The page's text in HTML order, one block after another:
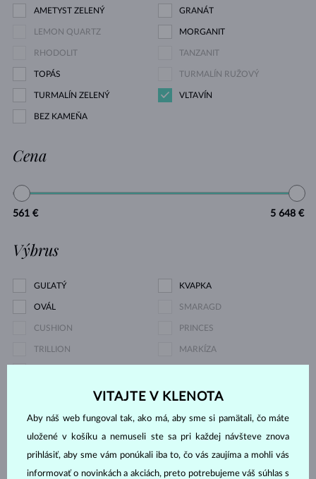
AMETYST ZELENÝ GRANÁT
LEMON QUARTZ MORGANIT
RHODOLIT TANZANIT
TOPÁS TURMALÍN RUŽOVÝ
TURMALÍN ZELENÝ VLTAVÍN
BEZ KAMEŇA
Cena
561 € 5 648 €
Výbrus
GUĽATÝ KVAPKA
OVÁL SMARAGD
CUSHION PRINCES
TRILLION MARKÍZA
Druh perly
VITAJTE V KLENOTA
Aby náš web fungoval tak, ako má, aby sme si pamätali, čo máte
uložené v košíku a nemuseli ste sa pri každej návšteve znova
prihlásiť, aby sme vám ponúkali iba to, čo vás zaujíma a mohli vás
informovať o novinkách a akciách, preto potrebujeme váš súhlas s